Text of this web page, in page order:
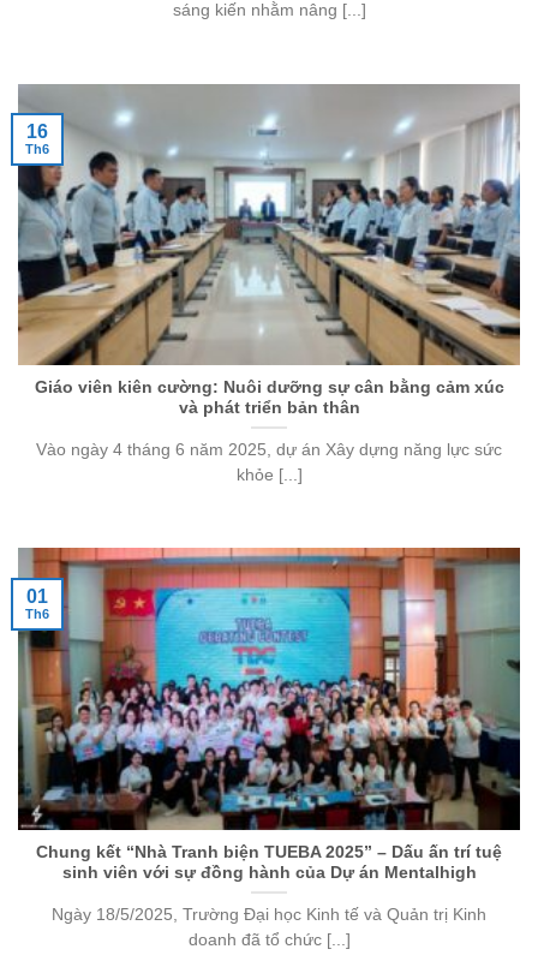
sáng kiến ​​nhằm nâng [...]
Giáo viên kiên cường: Nuôi dưỡng sự cân bằng cảm xúc
và phát triển bản thân
Vào ngày 4 tháng 6 năm 2025, dự án Xây dựng năng lực sức
khỏe [...]
16
Th6
Chung kết “Nhà Tranh biện TUEBA 2025” – Dấu ấn trí tuệ
sinh viên với sự đồng hành của Dự án Mentalhigh
Ngày 18/5/2025, Trường Đại học Kinh tế và Quản trị Kinh
doanh đã tổ chức [...]
01
Th6